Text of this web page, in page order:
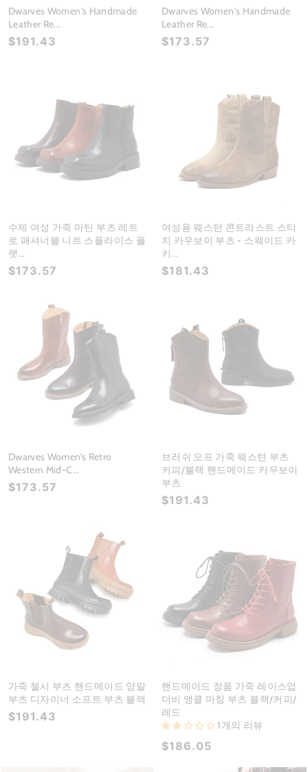
Dwarves Women's Handmade
Leather Re...
$191.43
Dwarves Women's Handmade
Leather Re...
$173.57
수제 여성 가죽 마틴 부츠 레트
로 패셔너블 니트 스플라이스 플
랫...
$173.57
여성용 웨스턴 콘트라스트 스티
치 카우보이 부츠 - 스웨이드 카
키...
$181.43
Dwarves Women’s Retro
Western Mid-C...
$173.57
브러쉬 오프 가죽 웨스턴 부츠
커피/블랙 핸드메이드 카우보이
부츠
$191.43
가죽 첼시 부츠 핸드메이드 양말
부츠 디자이너 소프트 부츠 블랙
$191.43
핸드메이드 정품 가죽 레이스업
더비 앵클 마칭 부츠 블랙/커피/
레드
1개의 리뷰
$186.05